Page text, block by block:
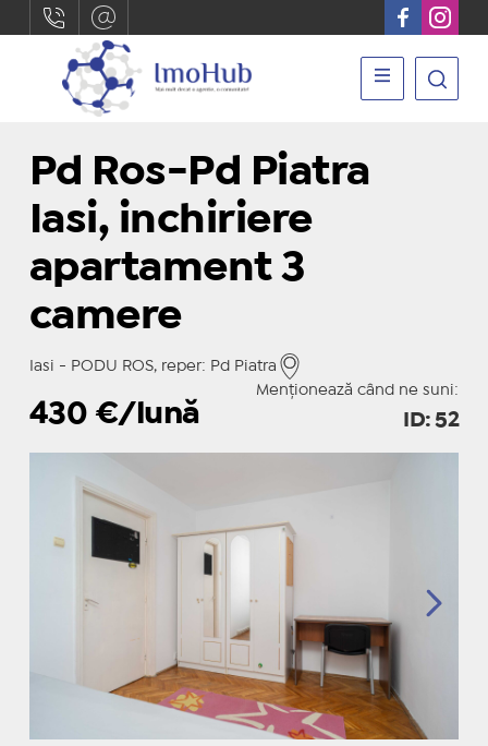
Pd Ros-Pd Piatra
Iasi, inchiriere
apartament 3
camere
Iasi - PODU ROS, reper: Pd Piatra
Menționează când ne suni:
430 €/lună ID: 52